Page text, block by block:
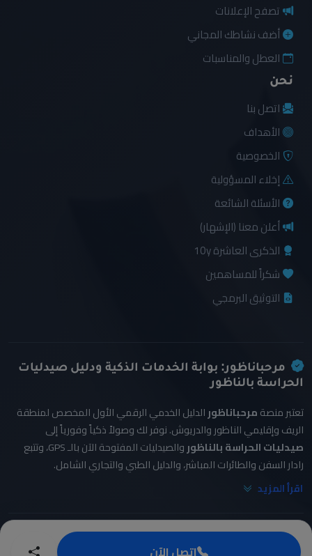
اتصل الآن
تصفح الإعلانات
أضف نشاطك المجاني
العطل والمناسبات
نحن
اتصل بنا
الأهداف
الخصوصية
إخلاء المسؤولية
الأسئلة الشائعة
أعلن معنا (الإشهار)
الذكرى العاشرة 10y
شكراً للمساهمين
التوثيق البرمجي
مرحباناظور: بوابة الخدمات الذكية ودليل صيدليات
الحراسة بالناظور
تعتبر منصةمرحباناظور الدليل الخدمي الرقمي الأول المخصص لمنطقة
الريف وإقليمي الناظور والدريوش. نوفر لك وصولاً ذكياً وفورياً إلى
صيدليات الحراسة بالناظور
والصيدليات المفتوحة الآن بالـ GPS، وتتبع
رادار السفن والطائرات المباشر، والدليل الطبي والتجاري الشامل.
اقرأ المزيد